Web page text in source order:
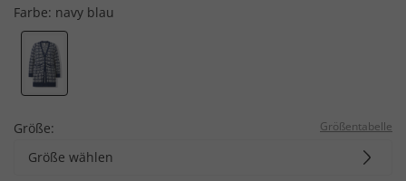
Farbe: navy blau
Größe: Größentabelle
Größe wählen